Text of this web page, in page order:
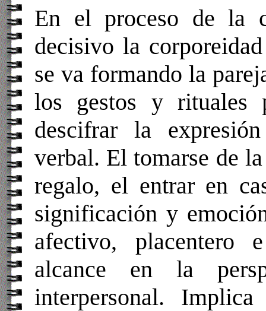
En el proceso de la
decisivo la
se va formando la
los gestos y rituales
descifrar la
verbal. El tomarse de
regalo, el entrar en
significación y
afectivo, placentero
alcance en la
interpersonal. Implica